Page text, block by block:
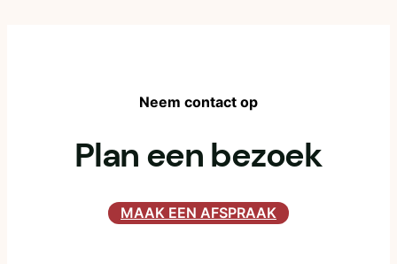
Neem contact op
Plan een bezoek
MAAK EEN AFSPRAAK